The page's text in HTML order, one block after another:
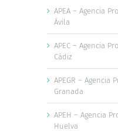
APEA – Agencia
Ávila
APEC – Agencia
Cádiz
APEGR – Agencia
Granada
APEH – Agencia
Huelva